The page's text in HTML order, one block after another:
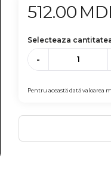
512.00
Selecteaza
-
Pentru această dată